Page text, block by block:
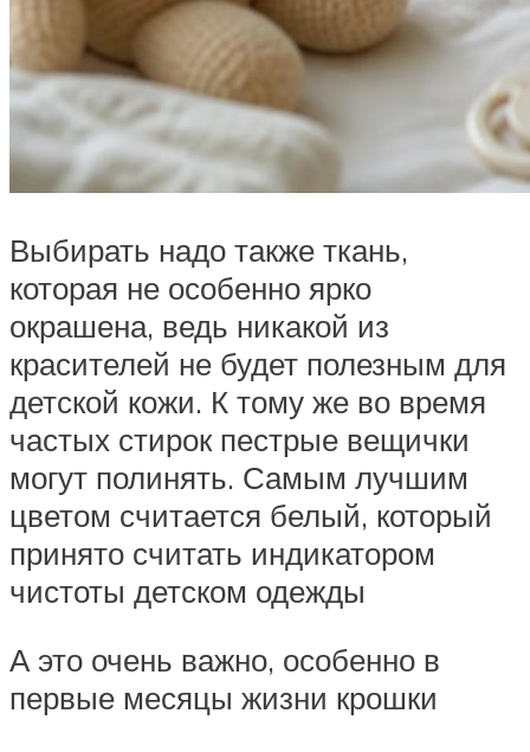
Выбирать надо также ткань,
которая не особенно ярко
окрашена, ведь никакой из
красителей не будет полезным для
детской кожи. К тому же во время
частых стирок пестрые вещички
могут полинять. Самым лучшим
цветом считается белый, который
принято считать индикатором
чистоты детском одежды
А это очень важно, особенно в
первые месяцы жизни крошки